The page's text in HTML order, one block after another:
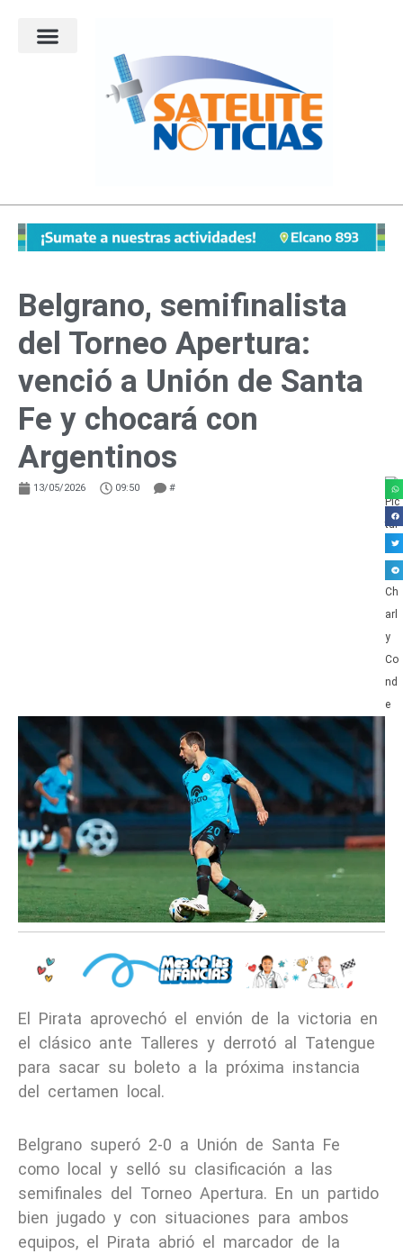
Belgrano, semifinalista
del Torneo Apertura:
venció a Unión de Santa
Fe y chocará con
Argentinos
13/05/2026 09:50 #
El Pirata aprovechó el envión de la victoria en
el clásico ante Talleres y derrotó al Tatengue
para sacar su boleto a la próxima instancia
del certamen local.
Belgrano superó 2-0 a Unión de Santa Fe
como local y selló su clasificación a las
semifinales del Torneo Apertura. En un partido
bien jugado y con situaciones para ambos
equipos, el Pirata abrió el marcador de la